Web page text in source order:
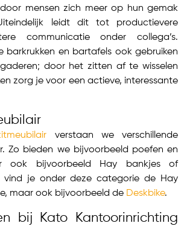
mensen zich meer op hun gemak
leidt dit tot productievere
communicatie onder collega’s.
barkrukken en bartafels ook gebruiken
door het zitten af te wisselen
zorg je voor een actieve, interessante
verstaan we verschillende
Zo bieden we bijvoorbeeld poefen en
ook bijvoorbeeld Hay bankjes of
vind je onder deze categorie de Hay
maar ook bijvoorbeeld de Deskbike.
bij Kato Kantoorinrichting